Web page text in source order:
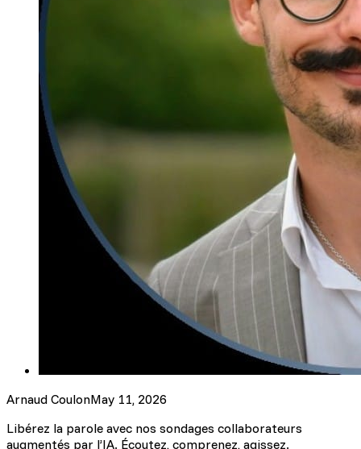
Arnaud CoulonMay 11, 2026
Libérez la parole avec nos sondages collaborateurs
augmentés par l’IA. Écoutez, comprenez, agissez.